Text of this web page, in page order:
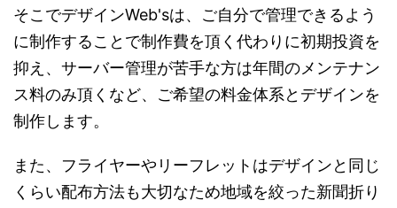
そこでデザインWeb'sは、ご自分で管理できるよう
に制作することで制作費を頂く代わりに初期投資を
抑え、サーバー管理が苦手な方は年間のメンテナン
ス料のみ頂くなど、ご希望の料金体系とデザインを
制作します。
また、フライヤーやリーフレットはデザインと同じ
くらい配布方法も大切なため地域を絞った新聞折り